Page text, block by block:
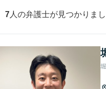
7 人の弁護士が見つかりま